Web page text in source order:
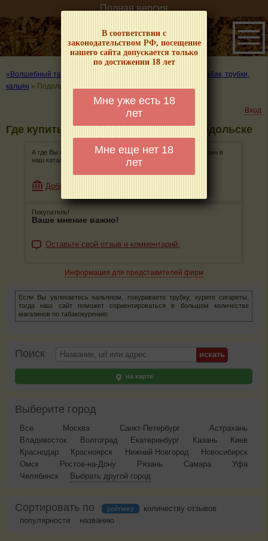
В соответствии с
законодательством РФ, посещение
нашего сайта допускается только
по достижении 18 лет
Мне уже есть 18
лет
Мне еще нет 18
лет
Полная версия
«Волшебный табачок» – о табаке и курении
Где купить табак, трубки,
кальян » Подольск
Вход
Где купить табак, трубки, кальян в Подольске
А где Вы покупаете табак, трубки, кальян? Добавьте магазин в
наш каталог!
Добавить магазин
Покупатель!
Ваше мнение важно!
Оставьте свой отзыв и комментарий.
Информация для представителей фирм
Если Вы увлекаетесь кальяном, покуриваете трубку, курите сигареты,
тогда наш сайт поможет сориентироваться в большом количестве
магазинов по табакокурению.
Поиск
на карте
Выберите город
Все Москва Санкт-Петербург
Астрахань
Владивосток
Волгоград Екатеринбург Казань
Киев
Краснодар
Красноярск Нижний Новгород
Новосибирск
Омск
Ростов-на-Дону Рязань Самара
Уфа
Челябинск
Выбрать другой город
Сортировать по рейтингу
количеству отзывов
популярности
названию